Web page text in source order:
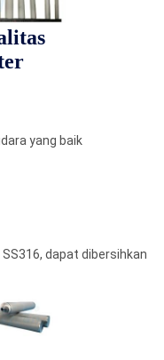
yang baik
dapat dibersihkan